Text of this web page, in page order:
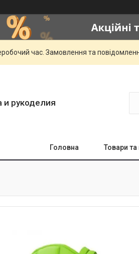
час. Замовлення та
и рукоделия
Головна Товари та